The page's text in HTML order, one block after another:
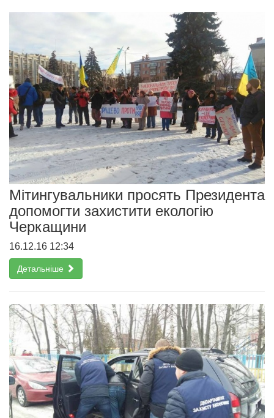
Мітингувальники просять Президента
допомогти захистити екологію
Черкащини
16.12.16 12:34
Детальніше